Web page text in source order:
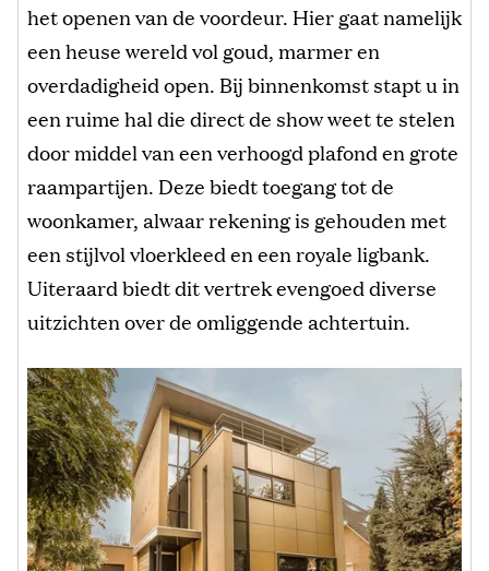
het openen van de voordeur. Hier gaat namelijk
een heuse wereld vol goud, marmer en
overdadigheid open. Bij binnenkomst stapt u in
een ruime hal die direct de show weet te stelen
door middel van een verhoogd plafond en grote
raampartijen. Deze biedt toegang tot de
woonkamer, alwaar rekening is gehouden met
een stijlvol vloerkleed en een royale ligbank.
Uiteraard biedt dit vertrek evengoed diverse
uitzichten over de omliggende achtertuin.